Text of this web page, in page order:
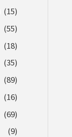
(15)
(55)
(18)
(35)
(89)
(16)
(69)
(9)